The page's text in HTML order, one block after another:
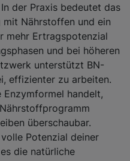
der Praxis bedeutet das
Nährstoffen und ein
mehr Ertragspotenzial
und bei höheren
unterstützt BN-
effizienter zu arbeiten.
Enzymformel handelt,
überschaubar.
Potenzial deiner
die natürliche